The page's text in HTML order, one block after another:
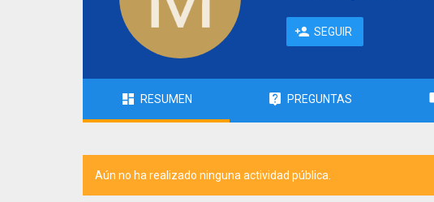
SEGUIR
RESUMEN PREGUNTAS
Aún no ha realizado ninguna actividad pública.